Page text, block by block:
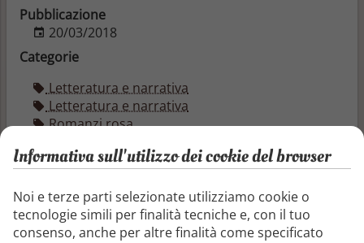
Pubblicazione
20/03/2018
Categorie
Letteratura e narrativa
Letteratura e narrativa
Romanzi rosa
Due infermiere da sposare 2/2
L'infermiera Krissy Peniglatt aveva promesso al suo
Informativa sull'utilizzo dei cookie del browser
Noi e terze parti selezionate utilizziamo cookie o
tecnologie simili per finalità tecniche e, con il tuo
consenso, anche per altre finalità come specificato